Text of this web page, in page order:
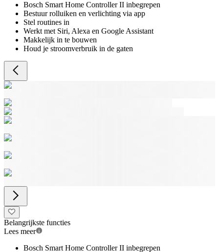
Bosch Smart Home Controller II inbegrepen
Bestuur rolluiken en verlichting via app
Stel routines in
Werkt met Siri, Alexa en Google Assistant
Makkelijk in te bouwen
Houd je stroomverbruik in de gaten
Belangrijkste functies
Lees meer
Bosch Smart Home Controller II inbegrepen